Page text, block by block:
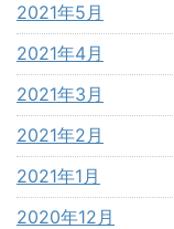
2021年5月
2021年4月
2021年3月
2021年2月
2021年1月
2020年12月